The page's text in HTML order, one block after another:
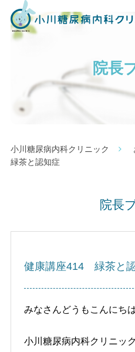
院長
小川糖尿病内科クリニック
緑茶と認知症
院長
健康講座414 緑茶と
みなさんどうもこんにちは
小川糖尿病内科クリニッ